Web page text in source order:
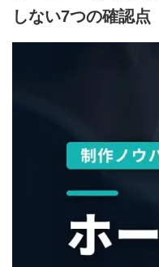
しない7つの確認点